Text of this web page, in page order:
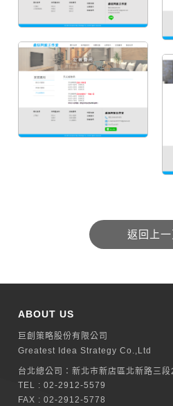
ABOUT US
巨創策略股份有限公司
Greatest Idea Strategy Co.,Ltd
台北總公司：新北巿新店區北新路三
TEL :02-2912-5579
FAX : 02-2912-5778